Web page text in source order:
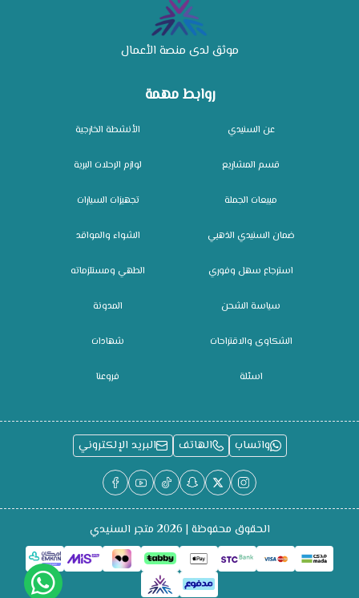
روابط مهمة
عن السنيدي
قسم المشاريع
مبيعات الجملة
ضمان السنيدي الذهبي
استرجاع سهل وفوري
سياسة الشحن
الشكاوى والاقتراحات
اسئلة
الأنشطة الخارجية
لوازم الرحلات البرية
تجهيزات السيارات
الشواء والمواقد
الطهي ومستلزماته
المدونة
شهادات
فروعنا
موثق لدى منصة الأعمال
واتساب الهاتف البريد الإلكتروني
الحقوق محفوظة | 2026 متجر السنيدي